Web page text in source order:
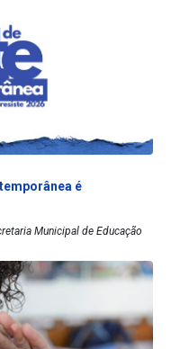
é
Municipal de Educação